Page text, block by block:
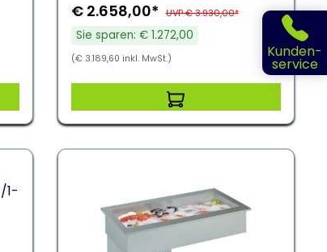
Kunden-
service
€ 2.658,00* UVP € 3.930,00*
Sie sparen: € 1.272,00
(€ 3.189,60 inkl. MwSt.)